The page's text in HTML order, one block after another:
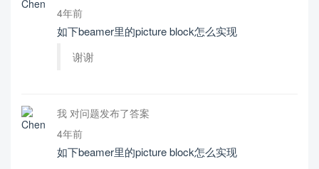
4年前
如下beamer里的picture block怎么实现
谢谢
我 对问题发布了答案
4年前
如下beamer里的picture block怎么实现